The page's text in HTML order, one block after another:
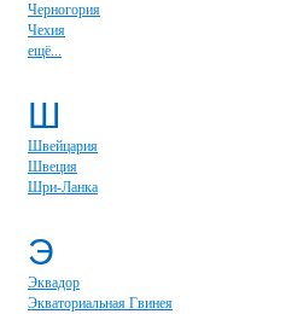
Черногория
Чехия
ещё...
Ш
Швейцария
Швеция
Шри-Ланка
Э
Эквадор
Экваториальная Гвинея